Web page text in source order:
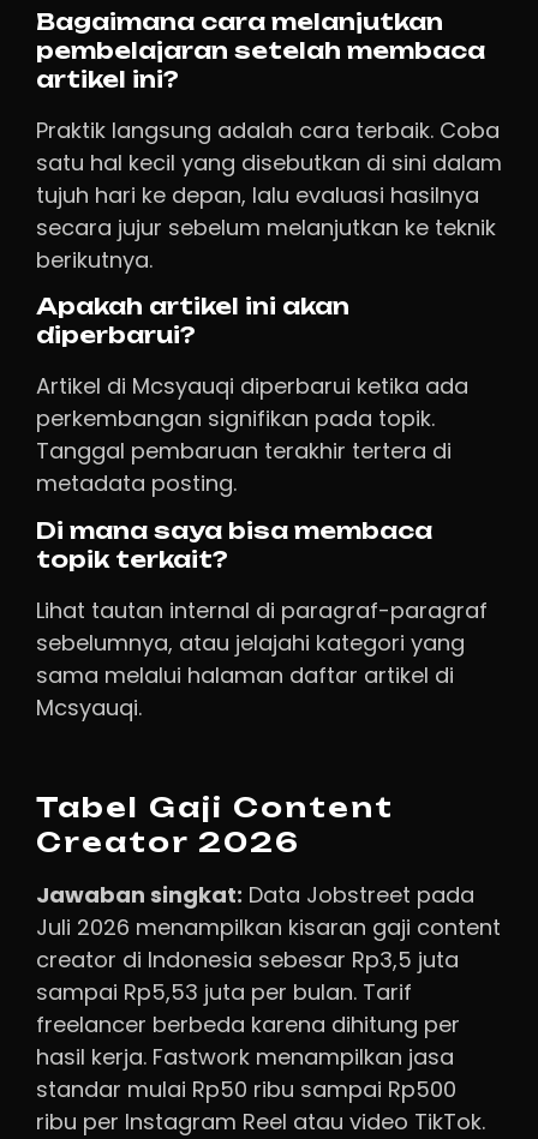
Bagaimana cara melanjutkan
pembelajaran setelah membaca
artikel ini?
Praktik langsung adalah cara terbaik. Coba
satu hal kecil yang disebutkan di sini dalam
tujuh hari ke depan, lalu evaluasi hasilnya
secara jujur sebelum melanjutkan ke teknik
berikutnya.
Apakah artikel ini akan
diperbarui?
Artikel di Mcsyauqi diperbarui ketika ada
perkembangan signifikan pada topik.
Tanggal pembaruan terakhir tertera di
metadata posting.
Di mana saya bisa membaca
topik terkait?
Lihat tautan internal di paragraf-paragraf
sebelumnya, atau jelajahi kategori yang
sama melalui halaman daftar artikel di
Mcsyauqi.
Tabel Gaji Content
Creator 2026
Jawaban singkat: Data Jobstreet pada
Juli 2026 menampilkan kisaran gaji content
creator di Indonesia sebesar Rp3,5 juta
sampai Rp5,53 juta per bulan. Tarif
freelancer berbeda karena dihitung per
hasil kerja. Fastwork menampilkan jasa
standar mulai Rp50 ribu sampai Rp500
ribu per Instagram Reel atau video TikTok.